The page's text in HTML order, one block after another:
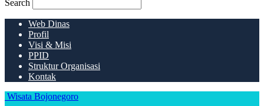
Search
Web Dinas
Profil
Visi & Misi
PPID
Struktur Organisasi
Kontak
Wisata Bojonegoro